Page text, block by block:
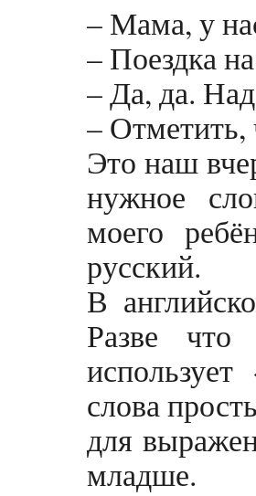
– Мама, у
– Поездка
– Да, да.
– Отметить,
Это наш
нужное
моего
русский.
В
Разве что
слова
для
младше.